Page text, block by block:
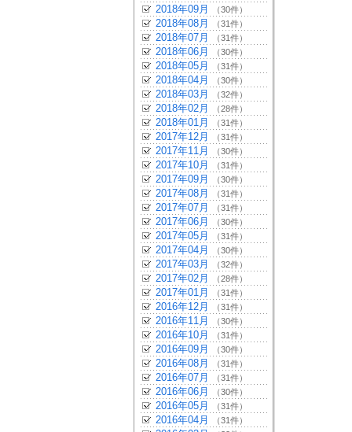
2018年09月 （30件）
2018年08月 （31件）
2018年07月 （31件）
2018年06月 （30件）
2018年05月 （31件）
2018年04月 （30件）
2018年03月 （32件）
2018年02月 （28件）
2018年01月 （31件）
2017年12月 （31件）
2017年11月 （30件）
2017年10月 （31件）
2017年09月 （30件）
2017年08月 （31件）
2017年07月 （31件）
2017年06月 （30件）
2017年05月 （31件）
2017年04月 （30件）
2017年03月 （32件）
2017年02月 （28件）
2017年01月 （31件）
2016年12月 （31件）
2016年11月 （30件）
2016年10月 （31件）
2016年09月 （30件）
2016年08月 （31件）
2016年07月 （31件）
2016年06月 （30件）
2016年05月 （31件）
2016年04月 （31件）